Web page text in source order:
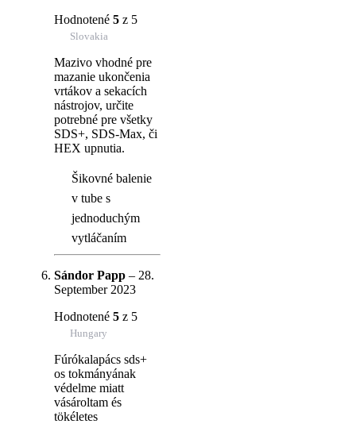
Hodnotené 5 z 5
Slovakia
Mazivo vhodné pre
mazanie ukončenia
vrtákov a sekacích
nástrojov, určite
potrebné pre všetky
SDS+, SDS-Max, či
HEX upnutia.
Šikovné balenie
v tube s
jednoduchým
vytláčaním
Sándor Papp – 28.
September 2023
Hodnotené 5 z 5
Hungary
Fúrókalapács sds+
os tokmányának
védelme miatt
vásároltam és
tökéletes